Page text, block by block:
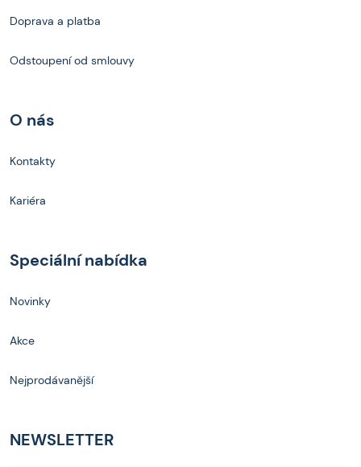
Doprava a platba
Odstoupení od smlouvy
O nás
Kontakty
Kariéra
Speciální nabídka
Novinky
Akce
Nejprodávanější
NEWSLETTER